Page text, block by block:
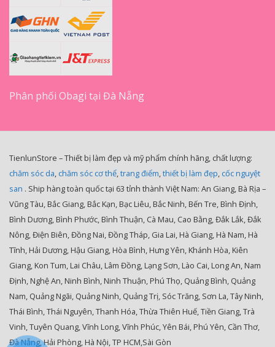
Phân phối Obagi tại Đà Nẵng
TienlunStore – Thiết bị làm đẹp và mỹ phẩm chính hãng, chất lượng:
chăm sóc da, chăm sóc cơ thể,trang điểm,thiết bị làm đẹp, cốc nguyệt
san . Ship hàng toàn quốc tại 63 tỉnh thành Việt Nam: An Giang, Bà Rịa –
Vũng Tàu, Bắc Giang, Bắc Kạn, Bạc Liêu, Bắc Ninh, Bến Tre, Bình Định,
Bình Dương, Bình Phước, Bình Thuận, Cà Mau, Cao Bằng, Đắk Lắk, Đắk
Nông, Điện Biên, Đồng Nai, Đồng Tháp, Gia Lai, Hà Giang, Hà Nam, Hà
Tĩnh, Hải Dương, Hậu Giang, Hòa Bình, Hưng Yên, Khánh Hòa, Kiên
Giang, Kon Tum, Lai Châu, Lâm Đồng, Lạng Sơn, Lào Cai, Long An, Nam
Định, Nghệ An, Ninh Bình, Ninh Thuận, Phú Thọ, Quảng Bình, Quảng
Nam, Quảng Ngãi, Quảng Ninh, Quảng Trị, Sóc Trăng, Sơn La, Tây Ninh,
Thái Bình, Thái Nguyên, Thanh Hóa, Thừa Thiên Huế, Tiền Giang, Trà
Vinh, Tuyên Quang, Vĩnh Long, Vĩnh Phúc, Yên Bái, Phú Yên, Cần Thơ,
Đà Nẵng, Hải Phòng, Hà Nội, TP HCM,Sài Gòn